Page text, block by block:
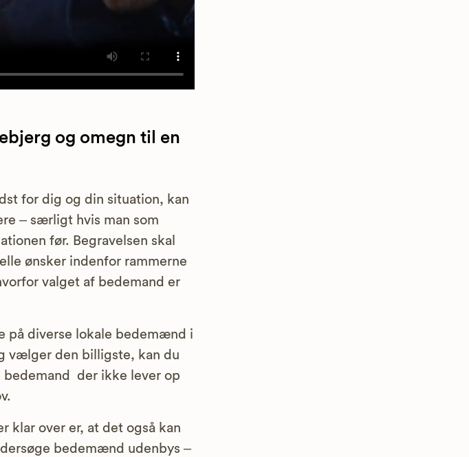
og omegn til en
for dig og din situation, kan
– særligt hvis man som
før. Begravelsen skal
ønsker indenfor rammerne
valget af bedemand er
på diverse lokale bedemænd i
vælger den billigste, kan du
der ikke lever op
klar over er, at det også kan
bedemænd udenbys –